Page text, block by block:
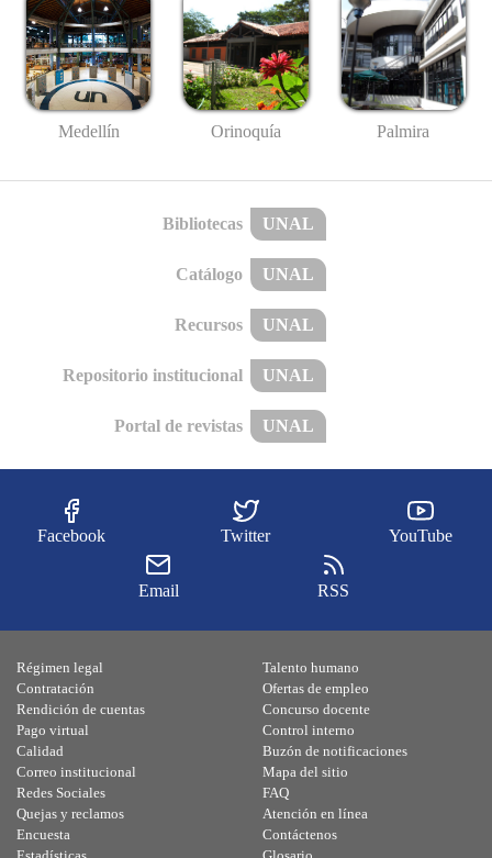
Medellín Orinoquía Palmira
Bibliotecas UNAL
Catálogo UNAL
Recursos UNAL
Repositorio institucional UNAL
Portal de revistas UNAL
Facebook Twitter YouTube
Email RSS
Régimen legal
Contratación
Rendición de cuentas
Pago virtual
Calidad
Talento humano
Ofertas de empleo
Concurso docente
Control interno
Buzón de notificaciones
Correo institucional
Redes Sociales
Quejas y reclamos
Encuesta
Mapa del sitio
FAQ
Atención en línea
Contáctenos